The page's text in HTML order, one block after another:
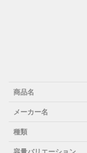
商品名
メーカー名
種類